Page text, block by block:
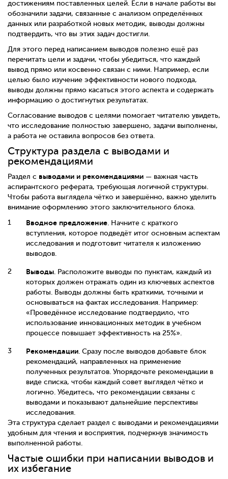
достижениям поставленных целей. Если в начале работы вы
обозначили задачи, связанные с анализом определённых
данных или разработкой новых методик, выводы должны
подтвердить, что вы этих задач достигли.
Для этого перед написанием выводов полезно ещё раз
перечитать цели и задачи, чтобы убедиться, что каждый
вывод прямо или косвенно связан с ними. Например, если
целью было изучение эффективности нового подхода,
выводы должны прямо касаться этого аспекта и содержать
информацию о достигнутых результатах.
Согласование выводов с целями помогает читателю увидеть,
что исследование полностью завершено, задачи выполнены,
а работа не оставила вопросов без ответа.
Структура раздела с выводами и
рекомендациями
Раздел с выводами и рекомендациями — важная часть
аспирантского реферата, требующая логичной структуры.
Чтобы работа выглядела чётко и завершённо, важно уделить
внимание оформлению этого заключительного блока.
Вводное предложение. Начните с краткого
вступления, которое подведёт итог основным аспектам
исследования и подготовит читателя к изложению
выводов.
Выводы. Расположите выводы по пунктам, каждый из
которых должен отражать один из ключевых аспектов
работы. Выводы должны быть краткими, точными и
основываться на фактах исследования. Например:
«Проведённое исследование подтвердило, что
использование инновационных методик в учебном
процессе повышает эффективность на 25%».
Рекомендации. Сразу после выводов добавьте блок
рекомендаций, направленных на применение
полученных результатов. Упорядочьте рекомендации в
виде списка, чтобы каждый совет выглядел чётко и
логично. Убедитесь, что рекомендации связаны с
выводами и показывают дальнейшие перспективы
исследования.
Эта структура сделает раздел с выводами и рекомендациями
удобным для чтения и восприятия, подчеркнув значимость
выполненной работы.
Частые ошибки при написании выводов и
их избегание